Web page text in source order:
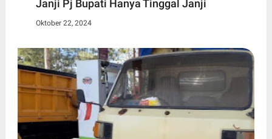
Janji Pj Bupati Hanya Tinggal Janji
Oktober 22, 2024